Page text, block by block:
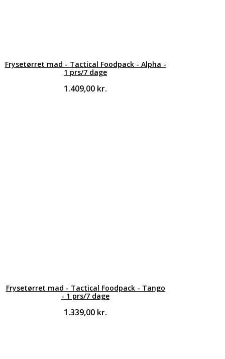
Frysetørret mad - Tactical Foodpack - Alpha -
1 prs/7 dage
1.409,00 kr.
Frysetørret mad - Tactical Foodpack - Tango
- 1 prs/7 dage
1.339,00 kr.